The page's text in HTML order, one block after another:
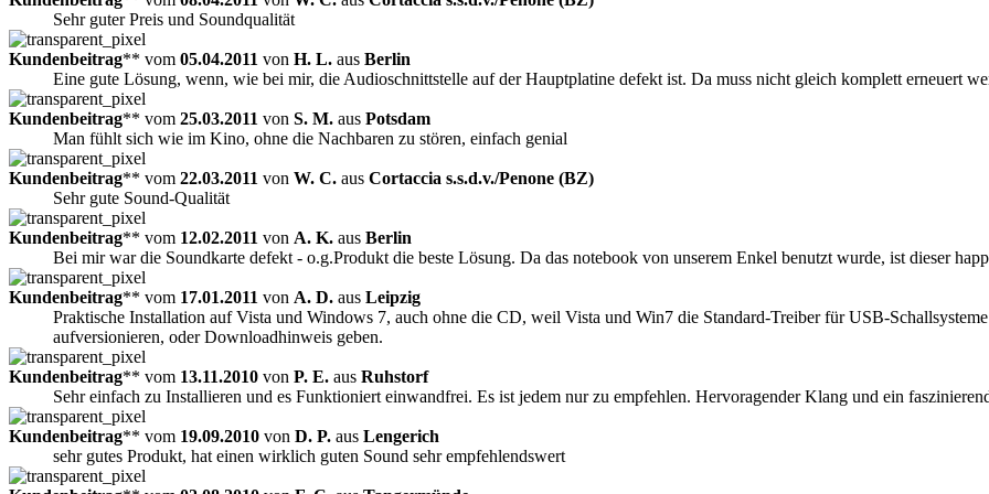
Sehr guter Preis und Soundqualität
Kundenbeitrag** vom 05.04.2011 von H. L. aus Berlin
Eine gute Lösung, wenn, wie bei mir, die Audioschnittstelle auf der Hauptplatine defekt ist. Da muss nicht gleich komplett erneuert
Kundenbeitrag** vom 25.03.2011 von S. M. aus Potsdam
Man fühlt sich wie im Kino, ohne die Nachbaren zu stören, einfach genial
Kundenbeitrag** vom 22.03.2011 von W. C. aus Cortaccia s.s.d.v./Penone (BZ)
Sehr gute Sound-Qualität
Kundenbeitrag** vom 12.02.2011 von A. K. aus Berlin
Bei mir war die Soundkarte defekt - o.g.Produkt die beste Lösung. Da das notebook von unserem Enkel benutzt wurde, ist dieser
Kundenbeitrag** vom 17.01.2011 von A. D. aus Leipzig
Praktische Installation auf Vista und Windows 7, auch ohne die CD, weil Vista und Win7 die Standard-Treiber für USB-
aufversionieren, oder Downloadhinweis geben.
Kundenbeitrag** vom 13.11.2010 von P. E. aus Ruhstorf
Sehr einfach zu Installieren und es Funktioniert einwandfrei. Es ist jedem nur zu empfehlen. Hervoragender Klang und ein
Kundenbeitrag** vom 19.09.2010 von D. P. aus Lengerich
sehr gutes Produkt, hat einen wirklich guten Sound sehr empfehlendswert